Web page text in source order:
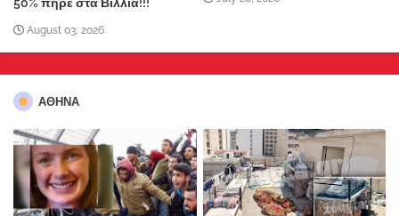
August 03, 2026
ΑΘΗΝΑ